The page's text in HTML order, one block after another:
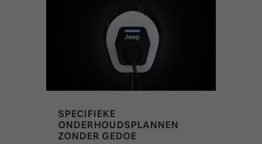
SPECIFIEKE
ONDERHOUDSPLANNEN
ZONDER GEDOE